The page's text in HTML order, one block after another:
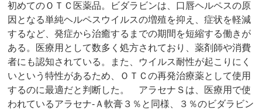
初めてのＯＴＣ医薬品。ビダラビンは、口唇ヘルペスの原
因となる単純ヘルペスウイルスの増殖を抑え、症状を軽減
するなど、発症から治癒するまでの期間を短縮する働きが
ある。医療用として数多く処方されており、薬剤師や消費
者にも認知されている。また、ウイルス耐性が起こりにく
いという特性があるため、ＯＴＣの再発治療薬として使用
するのに最適だと判断した。 アラセナＳは、医療用で使
われているアラセナ‐Ａ軟膏３％と同様、３％のビダラビン